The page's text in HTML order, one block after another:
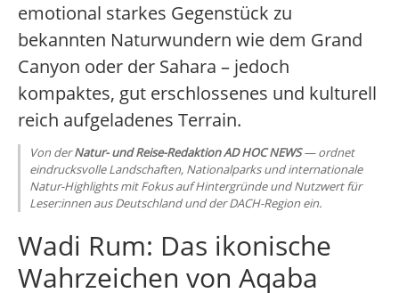
emotional starkes Gegenstück zu
bekannten Naturwundern wie dem Grand
Canyon oder der Sahara – jedoch
kompaktes, gut erschlossenes und kulturell
reich aufgeladenes Terrain.
Von derNatur- und Reise-Redaktion AD HOC NEWS— ordnet
eindrucksvolle Landschaften, Nationalparks und internationale
Natur-Highlights mit Fokus auf Hintergründe und Nutzwert für
Leser:innen aus Deutschland und der DACH-Region ein.
Wadi Rum: Das ikonische
Wahrzeichen von Aqaba